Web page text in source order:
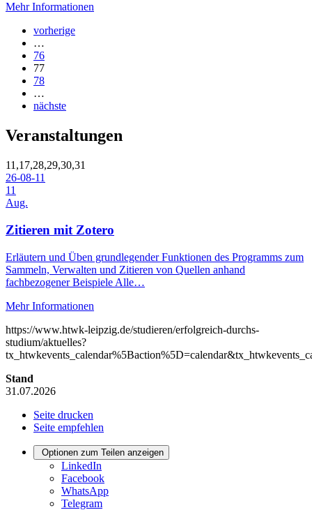
Mehr Informationen
vorherige
…
76
77
78
…
nächste
Veranstaltungen
11,17,28,29,30,31
26-08-11
11
Aug.
Zitieren mit Zotero
Erläutern und Üben grundlegender Funktionen des Programms zum
Sammeln, Verwalten und Zitieren von Quellen anhand
fachbezogener Beispiele Alle…
Mehr Informationen
https://www.htwk-leipzig.de/studieren/erfolgreich-durchs-
studium/aktuelles?
Stand
31.07.2026
Seite drucken
Seite empfehlen
Optionen zum Teilen anzeigen
LinkedIn
Facebook
WhatsApp
Telegram